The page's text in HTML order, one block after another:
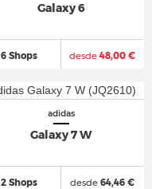
Galaxy 6
6 Shops desde 48,00 €
adidas
Galaxy 7 W
2 Shops desde 64,46 €